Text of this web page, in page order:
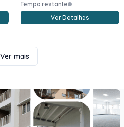
Tempo restante
Ver Detalhes
Ver mais